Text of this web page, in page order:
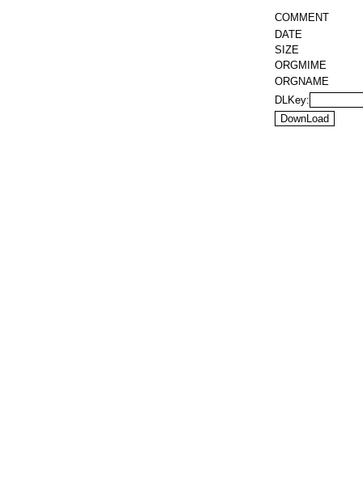
COMMENT
DATE
SIZE
ORGMIME
ORGNAME
DLKey: